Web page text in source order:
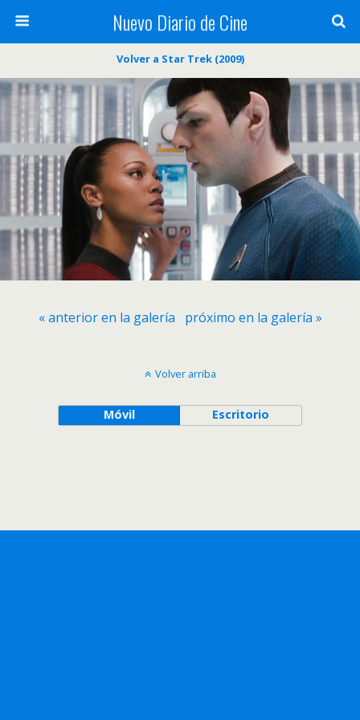
Nuevo Diario de Cine
Volver a Star Trek (2009)
« anterior en la galería próximo en la galería »
Volver arriba
Móvil Escritorio